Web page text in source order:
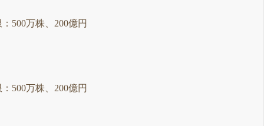
500万株、200億円
500万株、200億円